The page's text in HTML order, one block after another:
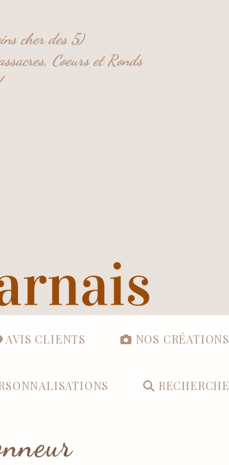
cher des 5)
Coeurs etRonds
AVIS CLIENTS NOS CRÉATIONS
RECHERCHE